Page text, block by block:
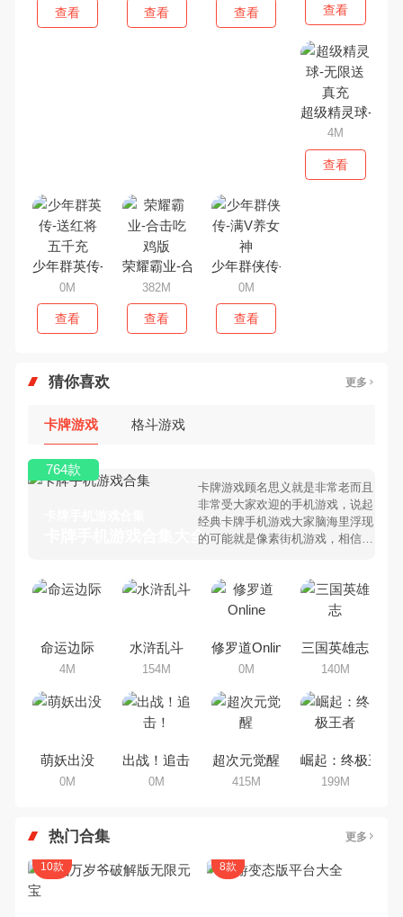
查看 查看 查看 查看
超级精灵球-无
4M
查看
少年群英传-送红将五千充
0M
查看
荣耀霸业-合击吃鸡版
382M
查看
少年群侠传-满V养女神
0M
查看
猜你喜欢 更多
卡牌游戏 格斗游戏
卡牌手机游戏合集大全 >
卡牌游戏顾名思义就是非常老而且
非常受大家欢迎的手机游戏，说起
经典卡牌手机游戏大家脑海里浮现
的可能就是像素街机游戏，相信很
牌手机游戏有哪些呢？游戏今天，
乐途下载站小编芒果味的怪咖给大
集，欢迎大家前来选择下载体验
764款
命运边际
4M
水浒乱斗
154M
修罗道Online
0M
三国英雄志
140M
萌妖出没
0M
出战！追击！
0M
超次元觉醒
415M
崛起：终极王者
199M
热门合集 更多
10款 8款